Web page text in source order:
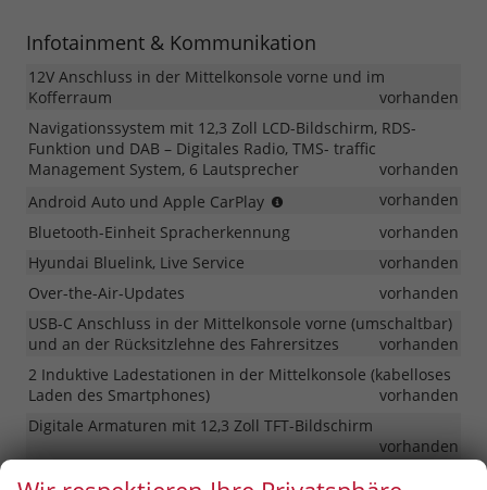
Infotainment & Kommunikation
12V Anschluss in der Mittelkonsole vorne und im
Kofferraum
vorhanden
Navigationssystem mit 12,3 Zoll LCD-Bildschirm, RDS-
Funktion und DAB – Digitales Radio, TMS- traffic
Management System, 6 Lautsprecher
vorhanden
Android Auto und Apple CarPlay
vorhanden
Bluetooth-Einheit Spracherkennung
vorhanden
Hyundai Bluelink, Live Service
vorhanden
Over-the-Air-Updates
vorhanden
USB-C Anschluss in der Mittelkonsole vorne (umschaltbar)
und an der Rücksitzlehne des Fahrersitzes
vorhanden
2 Induktive Ladestationen in der Mittelkonsole (kabelloses
Laden des Smartphones)
vorhanden
Digitale Armaturen mit 12,3 Zoll TFT-Bildschirm
vorhanden